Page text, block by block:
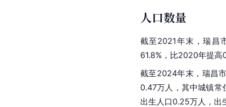
人口数量
截至2021年末，瑞昌
61.8%，比2020年提高
截至2024年末，瑞昌
0.47万人，其中城镇
出生人口0.25万人，